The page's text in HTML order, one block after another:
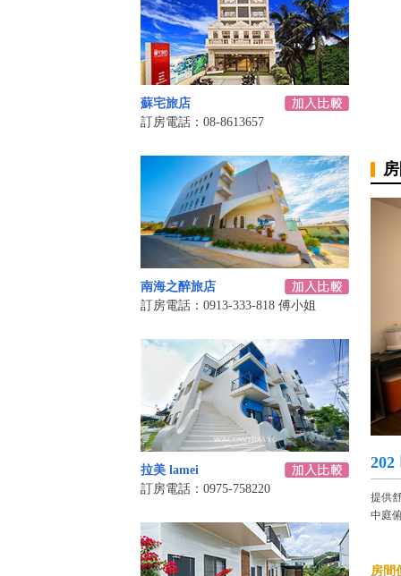
蘇宅旅店
訂房電話：08-8613657
南海之醉旅店
訂房電話：0913-333-818 傅小姐
拉美 lamei
訂房電話：0975-758220
202
提供
中庭
房間